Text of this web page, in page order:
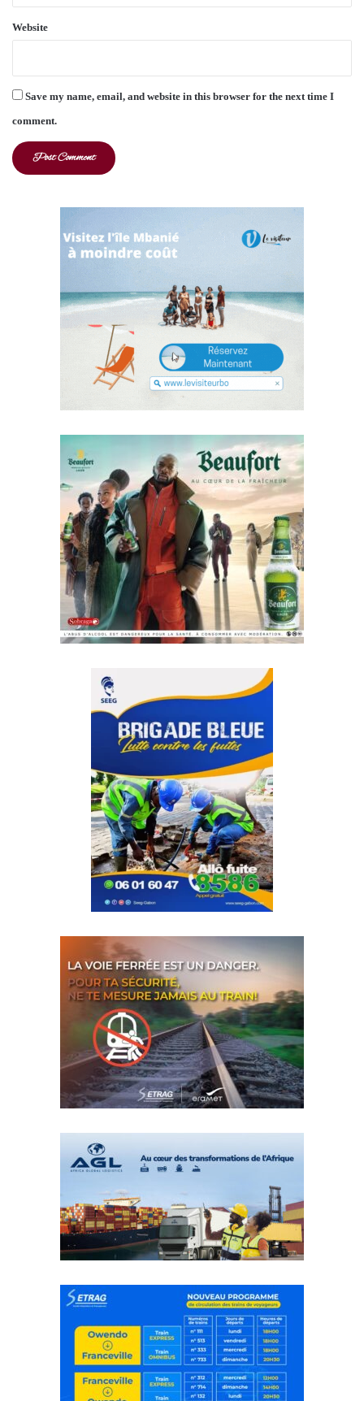
Website
Save my name, email, and website in this browser for the next time I
comment.